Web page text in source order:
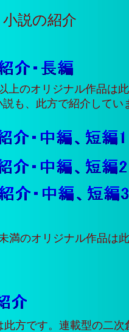
小説の紹介
上のオリジナル作品は
説も、此方で紹介してい
満のオリジナル作品は
此方です。連載型の二